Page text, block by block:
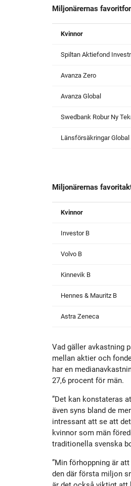
Miljonärernas
Kvinnor
Spiltan Aktiefond
Avanza Zero
Avanza Global
Swedbank Robur Ny
Länsförsäkringar Global
Miljonärernas
Kvinnor
Investor B
Volvo B
Kinnevik B
Hennes & Mauritz B
Astra Zeneca
Vad gäller avkastning
mellan aktier och
har en
27,6 procent för män.
”Det kan konstateras
även syns bland de
intressant att se att
kvinnor som män
traditionella svenska
”Min förhoppning är
den där första miljon